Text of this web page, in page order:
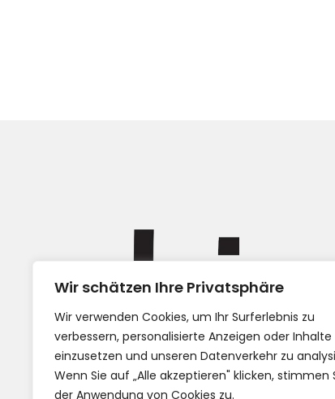
Wir schätzen Ihre Privatsphäre
Wir verwenden Cookies, um Ihr Surferlebnis zu
verbessern, personalisierte Anzeigen oder Inhalte
einzusetzen und unseren Datenverkehr zu
Wenn Sie auf „Alle akzeptieren" klicken, stimmen
der Anwendung von Cookies zu.
AGB